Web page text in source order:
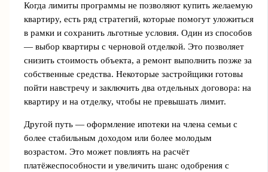
Когда лимиты программы не позволяют купить желаемую
квартиру, есть ряд стратегий, которые помогут уложиться
в рамки и сохранить льготные условия. Один из способов
— выбор квартиры с черновой отделкой. Это позволяет
снизить стоимость объекта, а ремонт выполнить позже за
собственные средства. Некоторые застройщики готовы
пойти навстречу и заключить два отдельных договора: на
квартиру и на отделку, чтобы не превышать лимит.
Другой путь — оформление ипотеки на члена семьи с
более стабильным доходом или более молодым
возрастом. Это может повлиять на расчёт
платёжеспособности и увеличить шанс одобрения с